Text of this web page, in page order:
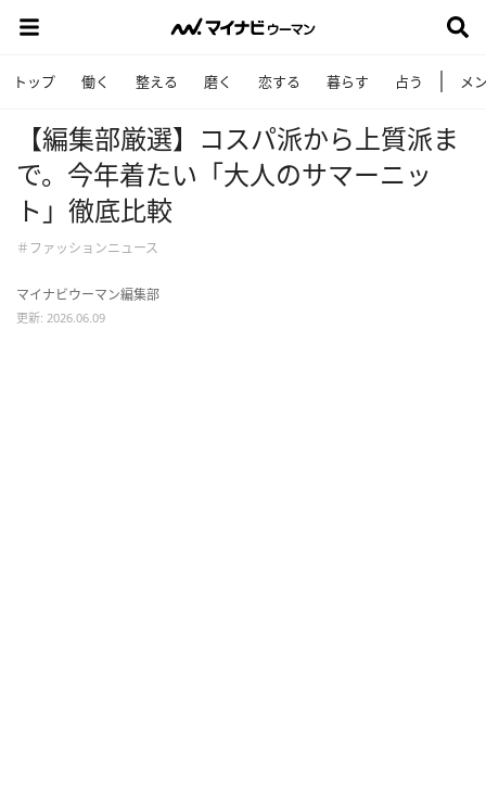
トップ 働く 整える 磨く 恋する 暮らす 占う メ
【編集部厳選】コスパ派から上質派ま
で。今年着たい「大人のサマーニッ
ト」徹底比較
＃ファッションニュース
マイナビウーマン編集部
更新: 2026.06.09